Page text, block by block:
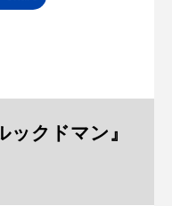
ックドマン』